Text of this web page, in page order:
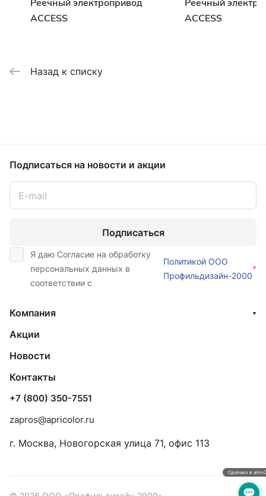
Реечный электропривод
ACCESS
Реечный
ACCESS
Назад к списку
Подписаться на новости и акции
Подписаться
Я даю Согласие на обработку
персональных данных в
соответствии с
Политикой ООО
Профильдизайн-2000
*
Компания
Акции
Новости
Контакты
+7 (800) 350-7551
zapros@apricolor.ru
г. Москва, Новогорская улица 71, офис 113
Сделано в